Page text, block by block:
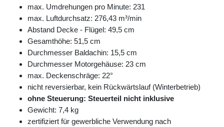
max. Umdrehungen pro Minute: 231
max. Luftdurchsatz: 276,43 m³/min
Abstand Decke - Flügel: 49,5 cm
Gesamthöhe: 51,5 cm
Durchmesser Baldachin: 15,5 cm
Durchmesser Motorgehäuse: 23 cm
max. Deckenschräge: 22°
nicht reversierbar, kein Rückwärtslauf (Winterbetrieb)
ohne Steuerung: Steuerteil nicht inklusive
Gewicht: 7,4 kg
zertifiziert für gewerbliche Verwendung nach